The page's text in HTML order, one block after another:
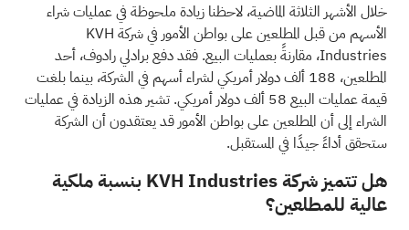
خلال الأشهر الثلاثة الماضية، لاحظنا زيادة ملحوظة في عمليات شراء
الأسهم من قبل المطلعين على بواطن الأمور في شركة KVH
Industries، مقارنةً بعمليات البيع. فقد دفع برادلي رادوف، أحد
المطلعين، 188 ألف دولار أمريكي لشراء أسهم في الشركة، بينما بلغت
قيمة عمليات البيع 58 ألف دولار أمريكي. تشير هذه الزيادة في عمليات
الشراء إلى أن المطلعين على بواطن الأمور قد يعتقدون أن الشركة
ستحقق أداءً جيدًا في المستقبل.
هل تتميز شركة KVH Industries بنسبة ملكية
عالية للمطلعين؟